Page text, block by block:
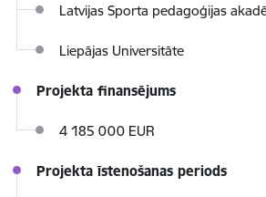
Latvijas Sporta pedagoģijas
Liepājas Universitāte
Projekta finansējums
4 185 000 EUR
Projekta īstenošanas periods